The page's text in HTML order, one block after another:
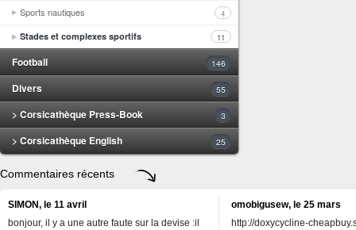
Sports nautiques 4
Stades et complexes sportifs 11
Football 146
Divers 55
> Corsicathèque Press-Book 3
> Corsicathèque English 25
Commentaires récents
SIMON, le 11 avril
bonjour, il y a une autre faute sur la devise :il
omobigusew, le 25 mars
http://doxycycline-